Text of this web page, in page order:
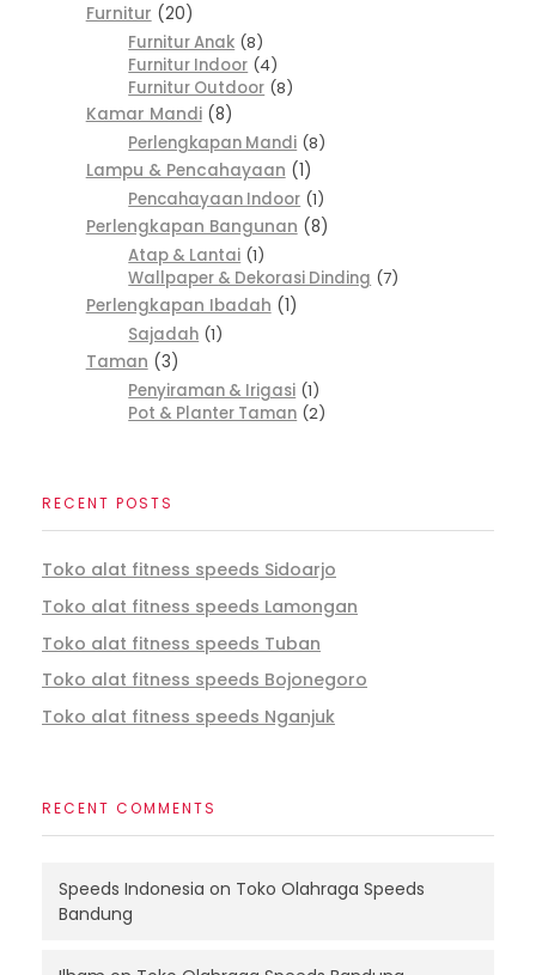
Furnitur
20
Furnitur Anak 8
Furnitur Indoor 4
Furnitur Outdoor 8
Kamar Mandi 8
Perlengkapan Mandi 8
Lampu & Pencahayaan
1
Pencahayaan Indoor 1
Perlengkapan Bangunan
8
Atap & Lantai 1
Wallpaper & Dekorasi Dinding 7
Perlengkapan Ibadah
1
Sajadah 1
Taman
3
Penyiraman & Irigasi 1
Pot & Planter Taman 2
RECENT POSTS
Toko alat fitness speeds Sidoarjo
Toko alat fitness speeds Lamongan
Toko alat fitness speeds Tuban
Toko alat fitness speeds Bojonegoro
Toko alat fitness speeds Nganjuk
RECENT COMMENTS
Speeds Indonesia on Toko Olahraga Speeds
Bandung